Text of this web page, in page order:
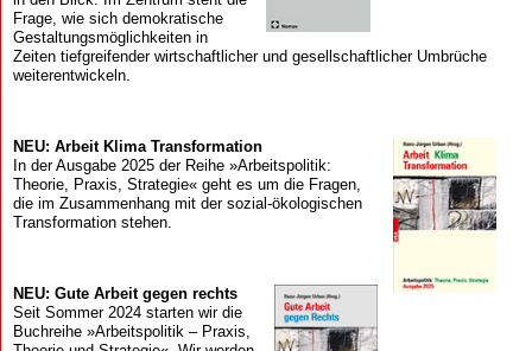
Frage, wie sich demokratische
Gestaltungsmöglichkeiten in
Zeiten tiefgreifender wirtschaftlicher und gesellschaftlicher Umbrüche
weiterentwickeln.
NEU: Arbeit Klima Transformation
In der Ausgabe 2025 der Reihe »Arbeitspolitik:
Theorie, Praxis, Strategie« geht es um die Fragen,
die im Zusammenhang mit der sozial-ökologischen
Transformation stehen.
NEU: Gute Arbeit gegen rechts
Seit Sommer 2024 starten wir die
Buchreihe »Arbeitspolitik – Praxis,